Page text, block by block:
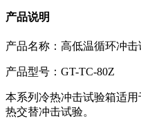
产品说明
产品名称：高低温循环冲击
产品型号：GT-TC-80Z
本系列冷热冲击试验箱适
热交替冲击试验。